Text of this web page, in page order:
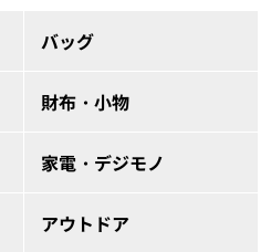
バッグ
財布・小物
家電・デジモノ
アウトドア